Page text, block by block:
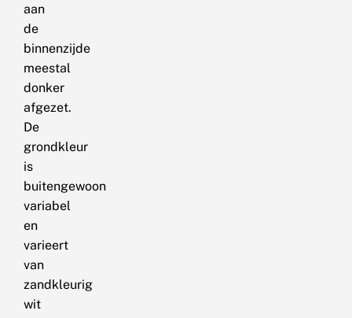
aan
de
binnenzijde
meestal
donker
afgezet.
De
grondkleur
is
buitengewoon
variabel
en
varieert
van
zandkleurig
wit